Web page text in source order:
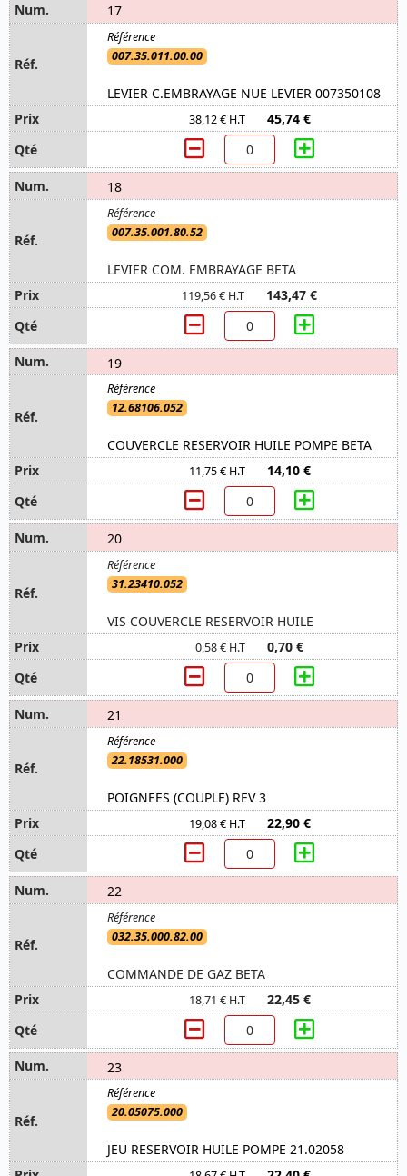
17
007.35.011.00.00
LEVIER C.EMBRAYAGE NUE LEVIER 007350108
38,12 € H.T 45,74 €
18
007.35.001.80.52
LEVIER COM. EMBRAYAGE BETA
119,56 € H.T 143,47 €
19
12.68106.052
COUVERCLE RESERVOIR HUILE POMPE BETA
11,75 € H.T 14,10 €
20
31.23410.052
VIS COUVERCLE RESERVOIR HUILE
0,58 € H.T 0,70 €
21
22.18531.000
POIGNEES (COUPLE) REV 3
19,08 € H.T 22,90 €
22
032.35.000.82.00
COMMANDE DE GAZ BETA
18,71 € H.T 22,45 €
23
20.05075.000
JEU RESERVOIR HUILE POMPE 21.02058